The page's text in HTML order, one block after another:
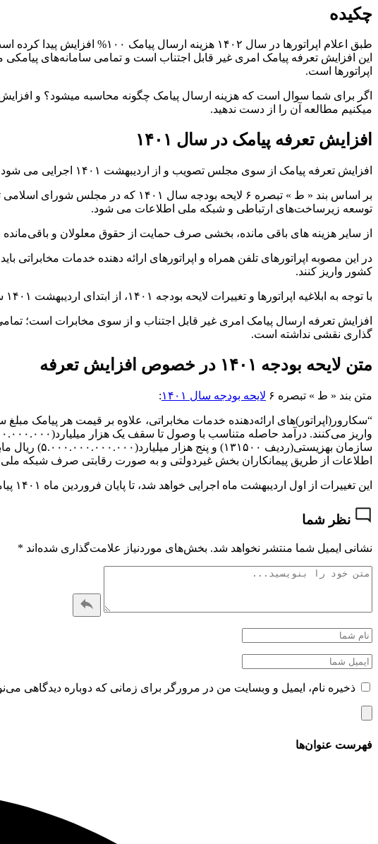
چکیده
طبق اعلام اپراتورها در سال ۱۴۰۲ هزینه ارسال پیامک ۱۰۰% افزایش پیدا کرده است،
این افزایش تعرفه پیامک امری غیر قابل اجتناب است و تمامی سامانه‌های
اپراتورها است.
اگر برای شما سوال است که هزینه ارسال پیامک چگونه محاسبه میشود؟ و افزایش
میکنیم مطالعه آن را از دست ندهید.
افزایش تعرفه پیامک در سال ۱۴۰۱
افزایش تعرفه پیامک از سوی مجلس تصویب و از اردیبهشت ۱۴۰۱ اجرایی می شود.
توسعه زیرساخت‌های ارتباطی و شبکه ملی اطلاعات می شود.
از سایر هزینه های باقی مانده، بخشی صرف حمایت از حقوق معلولان و
کشور واریز کنند.
با توجه به ابلاغیه اپراتورها و تغییرات لایحه بودجه ۱۴۰۱، از ابتدای اردیبهشت ۱۴۰۱ سامانه های ارائه دهنده ی سرویس پیامکی مجبور به افزایش تعرفه پیامک خواهند بود.
افزایش تعرفه ارسال پیامک امری غیر قابل اجتناب و از سوی مخابرات است؛
گذاری نقشی نداشته است.
متن لایحه بودجه ۱۴۰۱ در خصوص افزایش تعرفه
متن بند « ط » تبصره ۶ لایحه بودجه سال ۱۴۰۱ :
اطلاعات از طریق پیمانکاران بخش غیردولتی و به صورت رقابتی صرف شبکه
این تغییرات از اول اردیبهشت ماه اجرایی خواهد شد، تا پایان فروردین ماه ۱۴۰۱ پیامک ها با تعرفه قدیم ارسال می شوند. در صورت نیاز به مشاوره با ما در ارتباط باشید.
نظر شما
نشانی ایمیل شما منتشر نخواهد شد. بخش‌های موردنیاز علامت‌گذاری شده‌اند *
ذخیره نام، ایمیل و وبسایت من در مرورگر برای زمانی که دوباره دیدگاهی
فهرست عنوان‌ها